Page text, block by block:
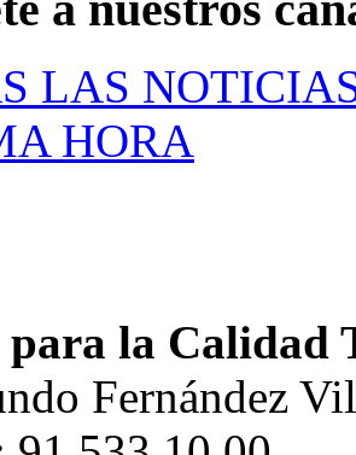
LAS
HORA
la Calidad
Fernández